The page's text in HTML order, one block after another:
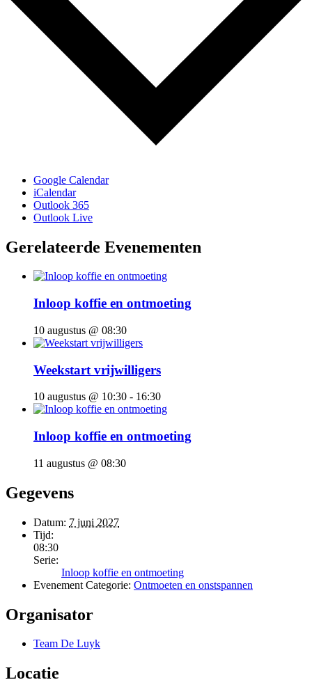
Google Calendar
iCalendar
Outlook 365
Outlook Live
Gerelateerde Evenementen
Inloop koffie en ontmoeting
10 augustus @ 08:30
Weekstart vrijwilligers
10 augustus @ 10:30 - 16:30
Inloop koffie en ontmoeting
11 augustus @ 08:30
Gegevens
Datum: 7 juni 2027
Tijd:
08:30
Serie:
Inloop koffie en ontmoeting
Evenement Categorie: Ontmoeten en onstspannen
Organisator
Team De Luyk
Locatie